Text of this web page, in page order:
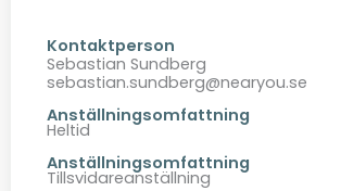
Kontaktperson
Sebastian Sundberg
sebastian.sundberg@nearyou.se
Anställningsomfattning
Heltid
Anställningsomfattning
Tillsvidareanställning